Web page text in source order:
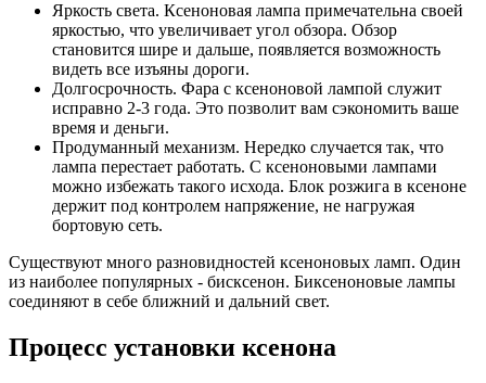
Яркость света. Ксеноновая лампа примечательна своей
яркостью, что увеличивает угол обзора. Обзор
становится шире и дальше, появляется возможность
видеть все изъяны дороги.
Долгосрочность. Фара с ксеноновой лампой служит
исправно 2-3 года. Это позволит вам сэкономить ваше
время и деньги.
Продуманный механизм. Нередко случается так, что
лампа перестает работать. С ксеноновыми лампами
можно избежать такого исхода. Блок розжига в ксеноне
держит под контролем напряжение, не нагружая
бортовую сеть.
Существуют много разновидностей ксеноновых ламп. Один
из наиболее популярных - бисксенон. Биксеноновые лампы
соединяют в себе ближний и дальний свет.
Процесс установки ксенона